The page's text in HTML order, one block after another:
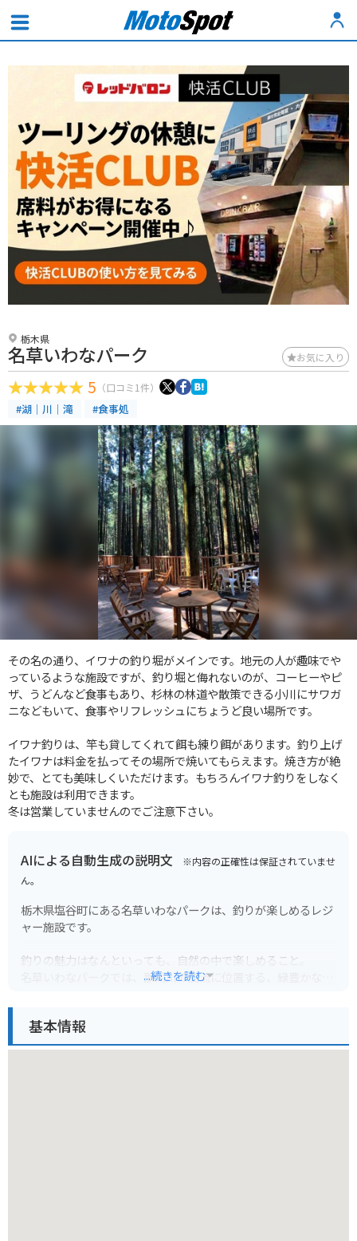
栃木県
名草いわなパーク お気に入り
5 （口コミ1件）
#湖｜川｜滝 #食事処
その名の通り、イワナの釣り堀がメインです。地元の人が趣味でや
っているような施設ですが、釣り堀と侮れないのが、コーヒーやピ
ザ、うどんなど食事もあり、杉林の林道や散策できる小川にサワガ
ニなどもいて、食事やリフレッシュにちょうど良い場所です。
イワナ釣りは、竿も貸してくれて餌も練り餌があります。釣り上げ
たイワナは料金を払ってその場所で焼いてもらえます。焼き方が絶
妙で、とても美味しくいただけます。もちろんイワナ釣りをしなく
とも施設は利用できます。
冬は営業していませんのでご注意下さい。
AIによる自動生成の説明文 ※内容の正確性は保証されていませ
ん。
栃木県塩谷町にある名草いわなパークは、釣りが楽しめるレジ
ャー施設です。
釣りの魅力はなんといっても、自然の中で楽しめること。
名草いわなパークでは、那珂川の支流に位置する、緑豊かな環
釣った魚はその場で焼いて食べることができるので、新鮮な味
を楽しむことができます。
...続きを読む
基本情報